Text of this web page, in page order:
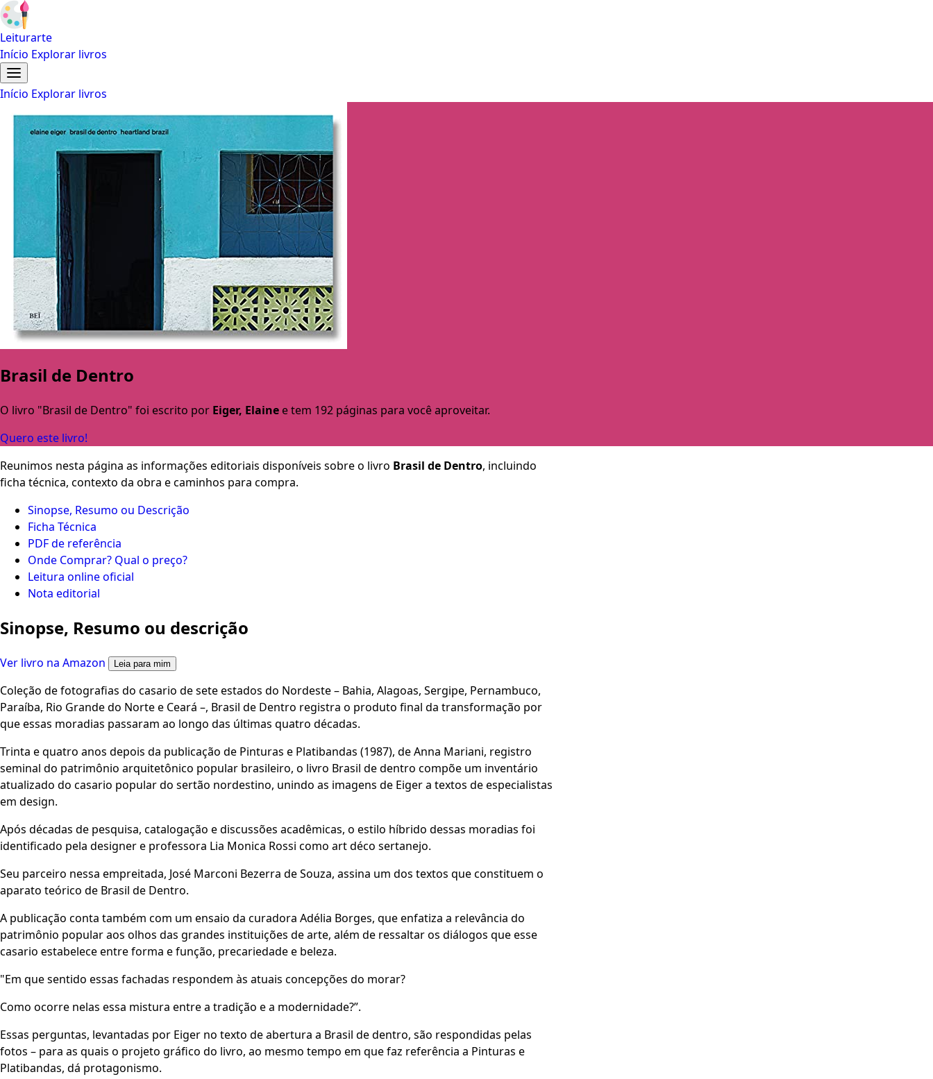
Leiturarte
Início Explorar livros
Início Explorar livros
Brasil de Dentro
O livro "Brasil de Dentro" foi escrito por Eiger, Elaine e tem 192 páginas para você aproveitar.
Quero este livro!
Reunimos nesta página as informações editoriais disponíveis sobre o livro Brasil de Dentro, incluindo
ficha técnica, contexto da obra e caminhos para compra.
Sinopse, Resumo ou Descrição
Ficha Técnica
PDF de referência
Onde Comprar? Qual o preço?
Leitura online oficial
Nota editorial
Sinopse, Resumo ou descrição
Ver livro na Amazon Leia para mim
Coleção de fotografias do casario de sete estados do Nordeste – Bahia, Alagoas, Sergipe, Pernambuco,
Paraíba, Rio Grande do Norte e Ceará –, Brasil de Dentro registra o produto final da transformação por
que essas moradias passaram ao longo das últimas quatro décadas.
Trinta e quatro anos depois da publicação de Pinturas e Platibandas (1987), de Anna Mariani, registro
seminal do patrimônio arquitetônico popular brasileiro, o livro Brasil de dentro compõe um inventário
atualizado do casario popular do sertão nordestino, unindo as imagens de Eiger a textos de especialistas
em design.
Após décadas de pesquisa, catalogação e discussões acadêmicas, o estilo híbrido dessas moradias foi
identificado pela designer e professora Lia Monica Rossi como art déco sertanejo.
Seu parceiro nessa empreitada, José Marconi Bezerra de Souza, assina um dos textos que constituem o
aparato teórico de Brasil de Dentro.
A publicação conta também com um ensaio da curadora Adélia Borges, que enfatiza a relevância do
patrimônio popular aos olhos das grandes instituições de arte, além de ressaltar os diálogos que esse
casario estabelece entre forma e função, precariedade e beleza.
"Em que sentido essas fachadas respondem às atuais concepções do morar?
Como ocorre nelas essa mistura entre a tradição e a modernidade?”.
Essas perguntas, levantadas por Eiger no texto de abertura a Brasil de dentro, são respondidas pelas
fotos – para as quais o projeto gráfico do livro, ao mesmo tempo em que faz referência a Pinturas e
Platibandas, dá protagonismo.